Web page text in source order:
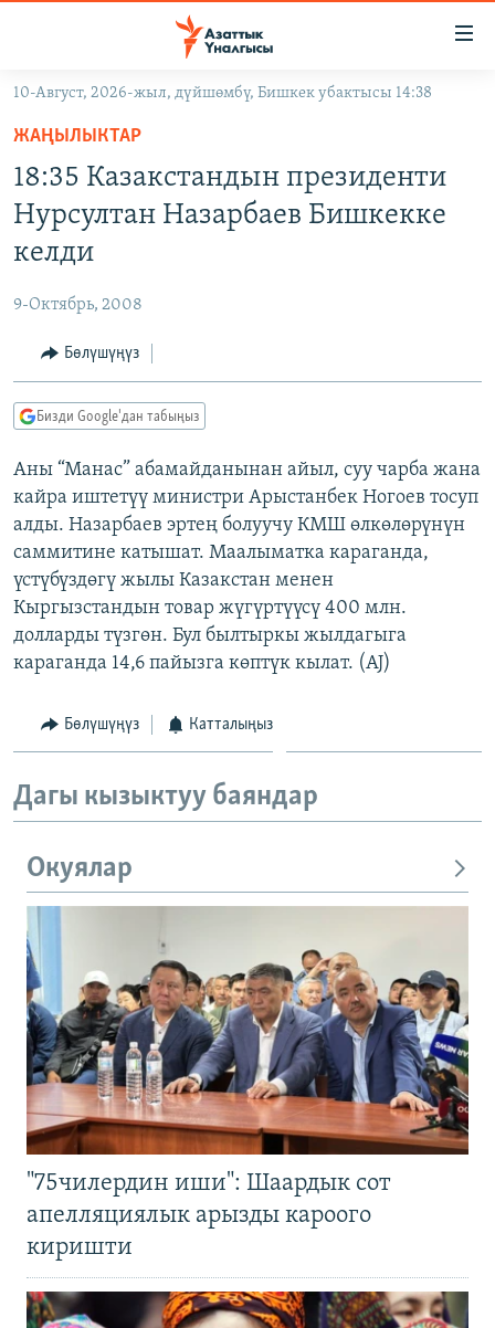
Навигацияга
өтүңүз
салыңыз
МАДАНИЯТ
УКРАИНА
ТВ ПРОГРАММАЛАР
БҮГҮН АЗАТТЫКТА
ДАНИСТЕ
ЭЖЕ-СИҢДИЛЕР
АЗАТТЫК+
ЫҢГАЙСЫЗ СУРООЛОР
ПОДКАСТ
Русский
ОНЛАЙН ШЕРИНЕ
ЭЕ/АРнун бардык сайттары
10-Август, 2026-жыл, дүйшөмбү, Бишкек убактысы 14:38
ЖАҢЫЛЫКТАР
18:35 Казакстандын президенти
Нурсултан Назарбаев Бишкекке
келди
9-Октябрь, 2008
Бөлүшүңүз
Бизди Google'дан табыңыз
Аны “Манас” абамайданынан айыл, суу чарба жана
кайра иштетүү министри Арыстанбек Ногоев тосуп
алды. Назарбаев эртең болуучу КМШ өлкөлөрүнүн
саммитине катышат. Маалыматка караганда,
үстүбүздөгү жылы Казакстан менен
Кыргызстандын товар жүгүртүүсү 400 млн.
долларды түзгөн. Бул былтыркы жылдагыга
караганда 14,6 пайызга көптүк кылат. (AJ)
Бөлүшүңүз Катталыңыз
Дагы кызыктуу баяндар
Окуялар
"75чилердин иши": Шаардык сот
апелляциялык арызды кароого
киришти